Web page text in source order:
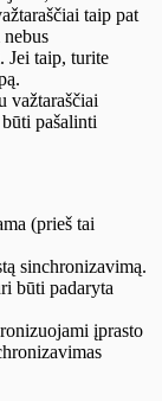
taip pat
Jei taip, turite
važtaraščiai
pašalinti
(prieš tai
sinchronizavimą.
būti padaryta
įprasto